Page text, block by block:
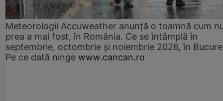
Meteorologii Accuweather anunță o toamnă cum
prea a mai fost, în România. Ce se întâmplă în
septembrie, octombrie și noiembrie 2026, în
Pe ce dată ninge www.cancan.ro